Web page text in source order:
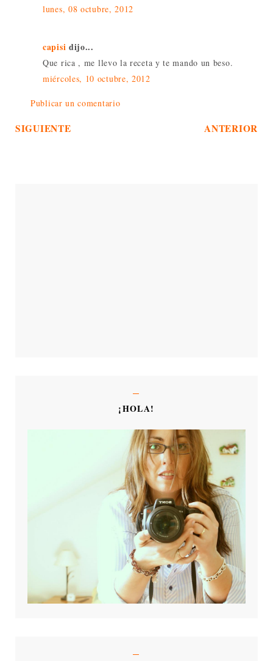
lunes, 08 octubre, 2012
capisi dijo...
Que rica , me llevo la receta y te mando un beso.
miércoles, 10 octubre, 2012
Publicar un comentario
SIGUIENTE ANTERIOR
¡HOLA!